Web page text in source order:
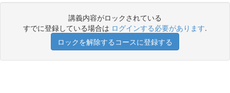
講義内容がロックされている
すでに登録している場合は ログインする必要があります.
ロックを解除するコースに登録する